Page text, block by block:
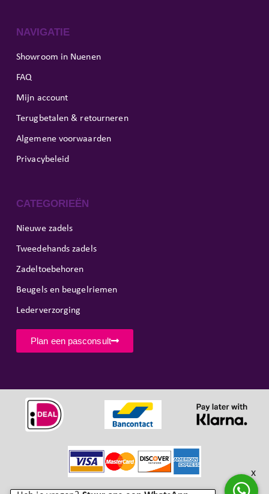
x
NAVIGATIE
Showroom in Nuenen
FAQ
Mijn account
Terugbetalen & retourneren
Algemene voorwaarden
Privacybeleid
CATEGORIEËN
Nieuwe zadels
Tweedehands zadels
Zadeltoebehoren
Beugels en beugelriemen
Lederverzorging
Plan een pasconsult